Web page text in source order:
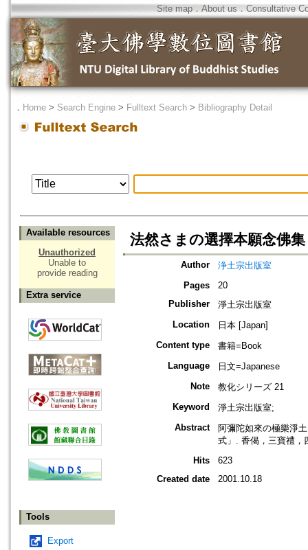
Site map．About us ． Consultative
． Home > Search Engine > Fulltext Search > Bibliography Detail
Available resources
Unauthorized
Unable to
provide reading
Extra service
Tools
Export
法然さまの選擇本願念佛集
Author
浄土宗出版室
Pages
20
Publisher
淨土宗出版室
Location
日本 [Japan]
Content type
書籍=Book
Language
日文=Japanese
Note
教化シリーズ 21
Keyword
淨土宗出版室;
Abstract
阿彌陀如來の極樂淨
式」. 香偈，三寶禮，
Hits
623
Created date
2001.10.18